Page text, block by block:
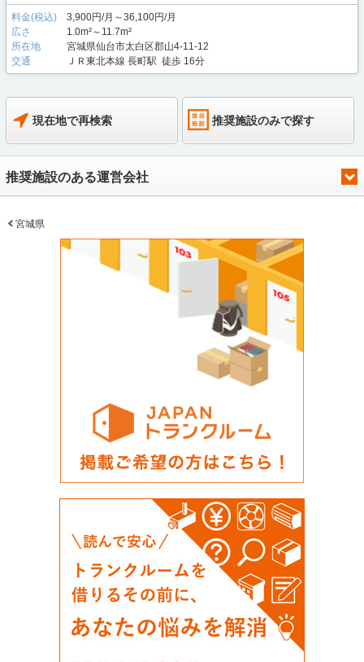
料金(税込)
3,900円/月～36,100円/月
広さ
1.0m²～11.7m²
所在地
宮城県仙台市太白区郡山4-11-12
交通
ＪＲ東北本線 長町駅 徒歩 16分
現在地で再検索 推奨施設のみで探す
推奨施設のある運営会社
宮城県